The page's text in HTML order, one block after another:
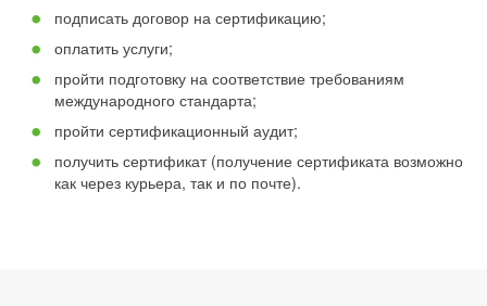
подписать договор на сертификацию;
оплатить услуги;
пройти подготовку на соответствие требованиям
международного стандарта;
пройти сертификационный аудит;
получить сертификат (получение сертификата возможно
как через курьера, так и по почте).